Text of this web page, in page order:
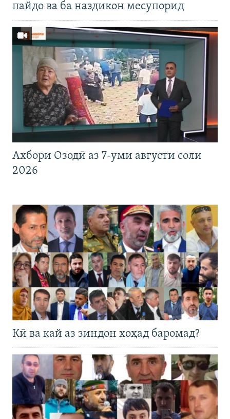
пайдо ва ба наздикон месупорид
Ахбори Озодӣ аз 7-уми августи соли
2026
Кӣ ва кай аз зиндон хоҳад баромад?